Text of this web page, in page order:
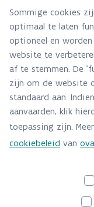
Via
Alle
Adres
Stationsstraat 110
2800 Mechelen
Route en
Telefoon
015284140
Sommige cookies
optimaal te laten
optioneel en
website te
af te stemmen. De
zijn om de website
standaard aan.
aanvaarden, klik
toepassing zijn.
cookiebeleid van